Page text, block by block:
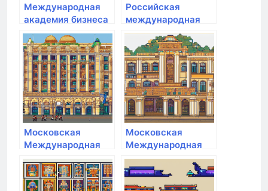
Международная
академия бизнеса
и управления
Российская
международная
академия туризма
Московская
Международная
Академия
Московская
Международная
Академия